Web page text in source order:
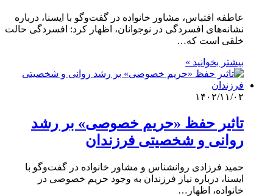
عاطفه اقتباس، مشاور خانواده در گفت‌وگو با ایسنا، درباره
نشانه‌های افسردگی در نوجوانان، اظهار کرد: افسردگی حالت
خلقی است که…
بیشتر بخوانید »
۱۴۰۲/۱۱/۰۲
تاثیر حفظ «حریم خصوصی» بر رشد
روانی و شخصیتی فرزندان
حمید فرزادی روانشناس و مشاور خانواده در گفت‌وگو با
ایسنا، درباره نیاز فرزندان به وجود حریم خصوصی در
خانواده، اظهار…